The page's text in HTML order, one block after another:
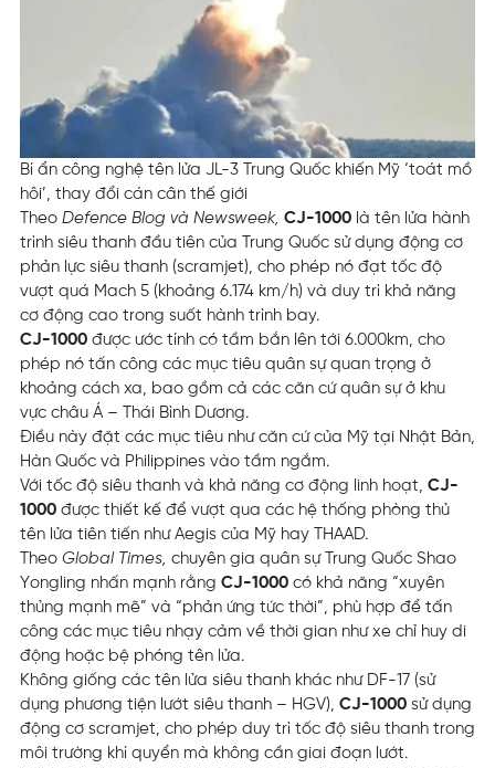
Bí ẩn công nghệ tên lửa JL-3 Trung Quốc khiến Mỹ ‘toát mồ
hôi’, thay đổi cán cân thế giới
Theo Defence Blog và Newsweek, CJ-1000 là tên lửa hành
trình siêu thanh đầu tiên của Trung Quốc sử dụng động cơ
phản lực siêu thanh (scramjet), cho phép nó đạt tốc độ
vượt quá Mach 5 (khoảng 6.174 km/h) và duy trì khả năng
cơ động cao trong suốt hành trình bay.
CJ-1000 được ước tính có tầm bắn lên tới 6.000km, cho
phép nó tấn công các mục tiêu quân sự quan trọng ở
khoảng cách xa, bao gồm cả các căn cứ quân sự ở khu
vực châu Á – Thái Bình Dương.
Điều này đặt các mục tiêu như căn cứ của Mỹ tại Nhật Bản,
Hàn Quốc và Philippines vào tầm ngắm.
Với tốc độ siêu thanh và khả năng cơ động linh hoạt, CJ-
1000 được thiết kế để vượt qua các hệ thống phòng thủ
tên lửa tiên tiến như Aegis của Mỹ hay THAAD.
Theo Global Times, chuyên gia quân sự Trung Quốc Shao
Yongling nhấn mạnh rằng CJ-1000 có khả năng “xuyên
thủng mạnh mẽ” và “phản ứng tức thời”, phù hợp để tấn
công các mục tiêu nhạy cảm về thời gian như xe chỉ huy di
động hoặc bệ phóng tên lửa.
Không giống các tên lửa siêu thanh khác như DF-17 (sử
dụng phương tiện lướt siêu thanh – HGV), CJ-1000 sử dụng
động cơ scramjet, cho phép duy trì tốc độ siêu thanh trong
môi trường khí quyển mà không cần giai đoạn lướt.